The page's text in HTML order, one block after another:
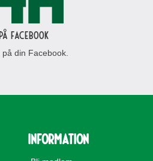
Facebook
din Facebook.
Information